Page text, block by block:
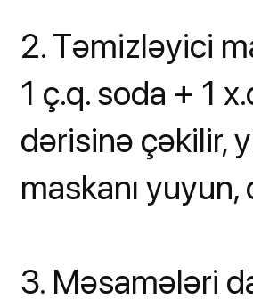
2. Təmizləyici
1 ç.q. soda + 1
dərisinə çəkilir,
maskanı yuyun,
3. Məsamələri